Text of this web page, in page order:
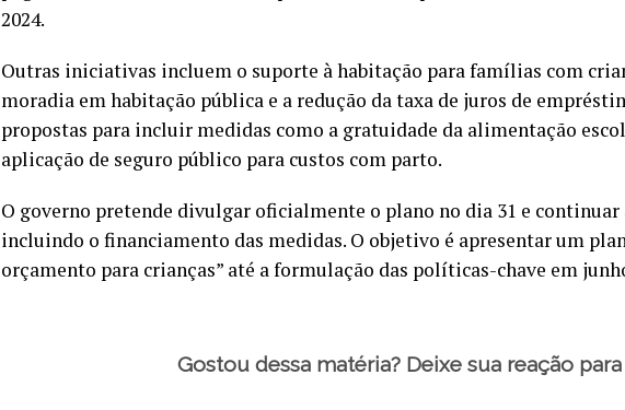
2024.
Outras iniciativas incluem o suporte à habitação para famílias com
moradia em habitação pública e a redução da taxa de juros de
propostas para incluir medidas como a gratuidade da alimentação
aplicação de seguro público para custos com parto.
O governo pretende divulgar oficialmente o plano no dia 31 e
incluindo o financiamento das medidas. O objetivo é apresentar um
orçamento para crianças” até a formulação das políticas-chave em
Gostou dessa matéria? Deixe sua reação